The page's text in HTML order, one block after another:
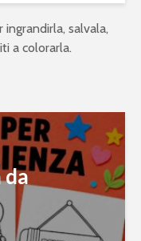
ingrandirla, salvala,
a colorarla.
da